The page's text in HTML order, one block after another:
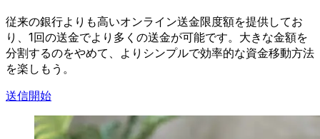
従来の銀行よりも高いオンライン送金限度額を提供してお
り、1回の送金でより多くの送金が可能です。大きな金額を
分割するのをやめて、よりシンプルで効率的な資金移動方法
を楽しもう。
送信開始